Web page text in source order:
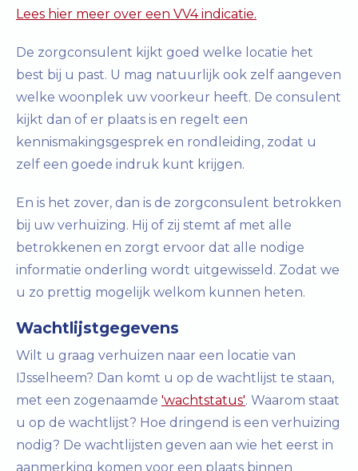
Lees hier meer over een VV4 indicatie.
De zorgconsulent kijkt goed welke locatie het
best bij u past. U mag natuurlijk ook zelf aangeven
welke woonplek uw voorkeur heeft. De consulent
kijkt dan of er plaats is en regelt een
kennismakingsgesprek en rondleiding, zodat u
zelf een goede indruk kunt krijgen.
En is het zover, dan is de zorgconsulent betrokken
bij uw verhuizing. Hij of zij stemt af met alle
betrokkenen en zorgt ervoor dat alle nodige
informatie onderling wordt uitgewisseld. Zodat we
u zo prettig mogelijk welkom kunnen heten.
Wachtlijstgegevens
Wilt u graag verhuizen naar een locatie van
IJsselheem? Dan komt u op de wachtlijst te staan,
met een zogenaamde 'wachtstatus'. Waarom staat
u op de wachtlijst? Hoe dringend is een verhuizing
nodig? De wachtlijsten geven aan wie het eerst in
aanmerking komen voor een plaats binnen